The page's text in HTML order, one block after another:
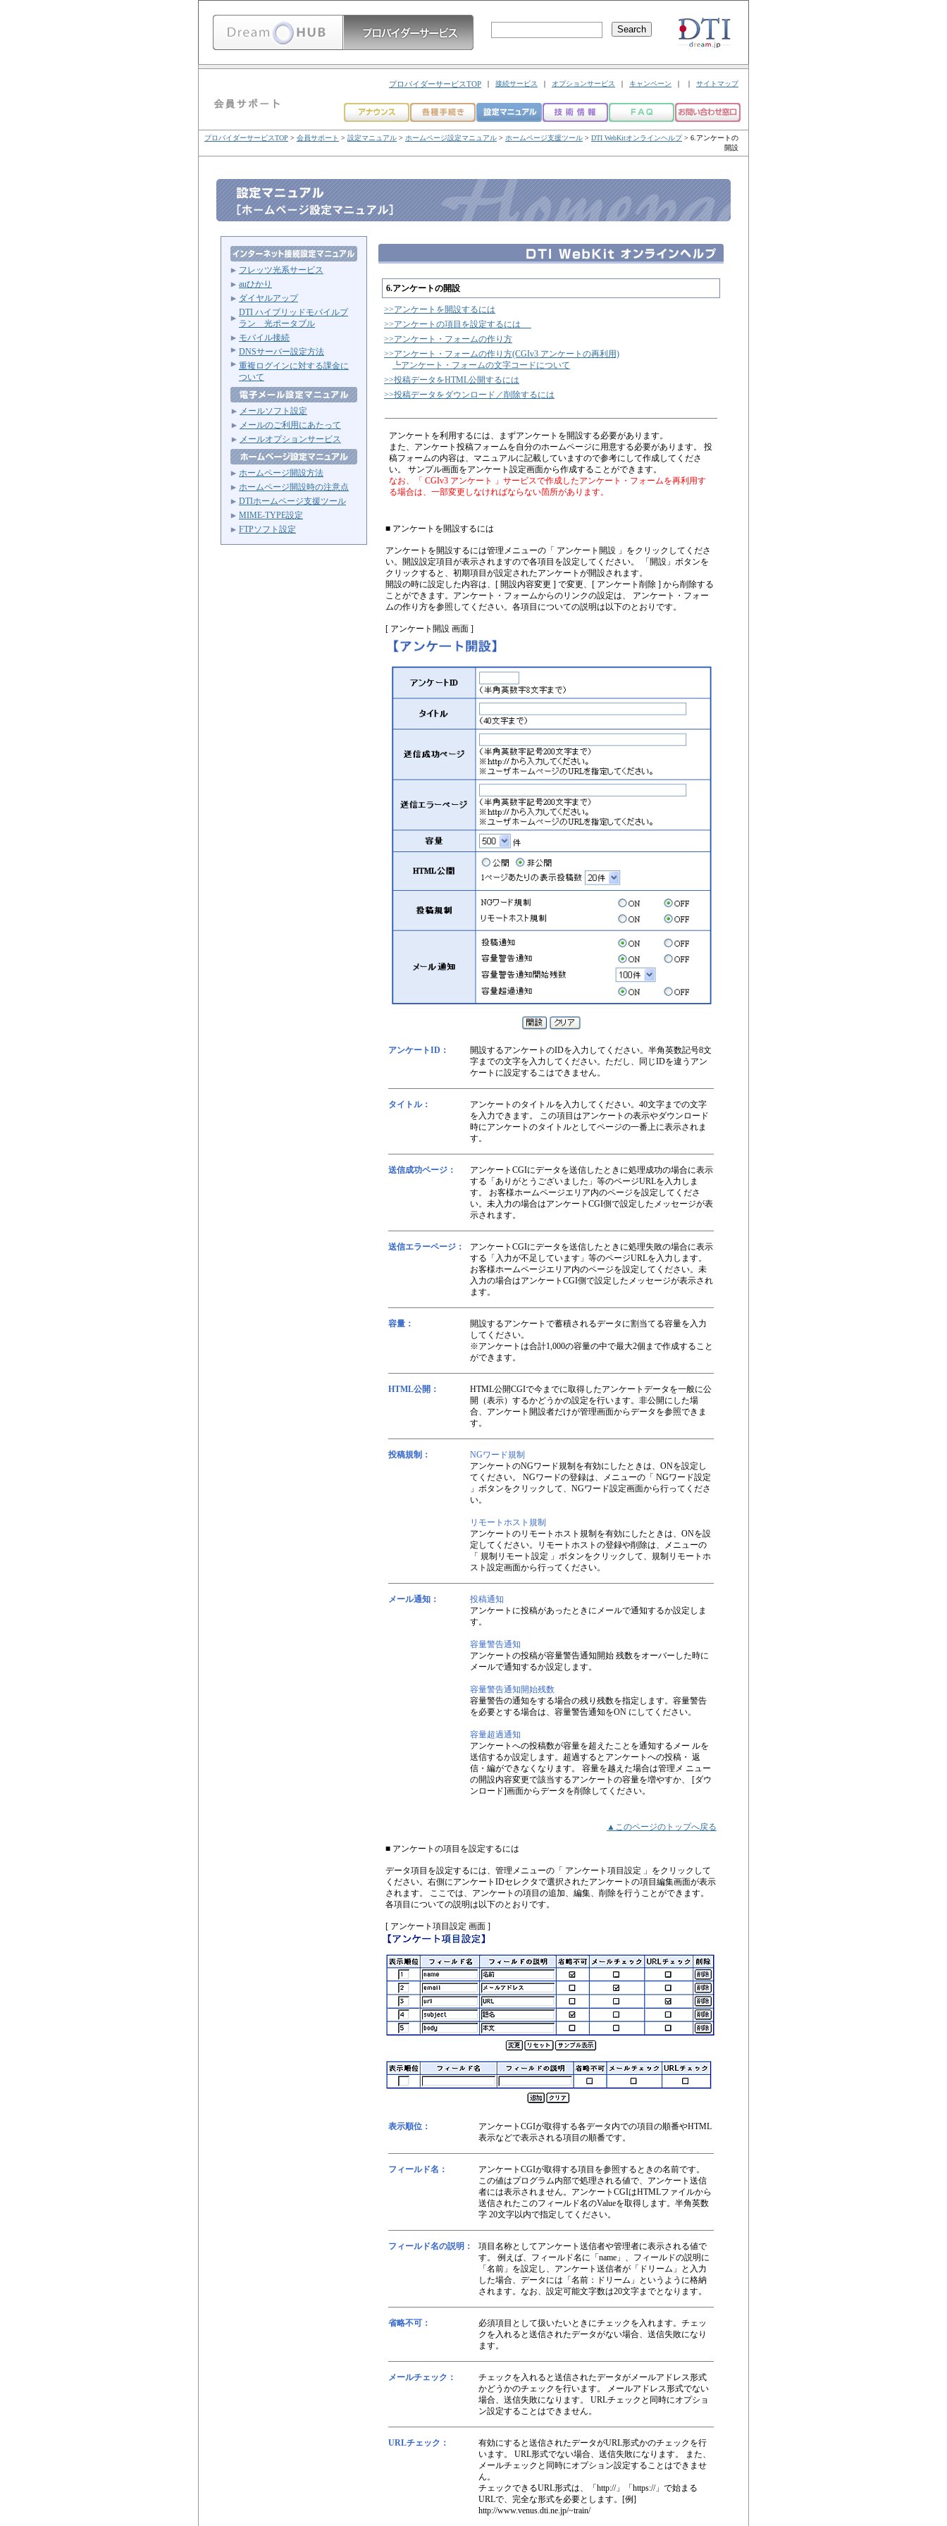
プロバイダーサービスTOP ｜ 接続サービス ｜ オプションサービス ｜ キャンペーン ｜ ｜ サイトマップ
プロバイダーサービスTOP > 会員サポート > 設定マニュアル > ホームページ設定マニュアル > ホームページ支援ツール > DTI WebKitオンラインヘルプ> 6.アンケートの
開設
フレッツ光系サービス
auひかり
ダイヤルアップ
DTI ハイブリッドモバイルプ
ラン 光ポータブル
モバイル接続
DNSサーバー設定方法
重複ログインに対する課金に
ついて
メールソフト設定
メールのご利用にあたって
メールオプションサービス
ホームページ開設方法
ホームページ開設時の注意点
DTIホームページ支援ツール
MIME-TYPE設定
FTPソフト設定
6.アンケートの開設
>>アンケートを開設するには
>>アンケートの項目を設定するには
>>アンケート・フォームの作り方
>>アンケート・フォームの作り方(CGIv3 アンケートの再利用)
┗アンケート・フォームの文字コードについて
>>投稿データをHTML公開するには
>>投稿データをダウンロード／削除するには
アンケートを利用するには、まずアンケートを開設する必要があります。
また、アンケート投稿フォームを自分のホームページに用意する必要があります。 投
稿フォームの内容は、マニュアルに記載していますので参考にして作成してくださ
い。 サンプル画面をアンケート設定画面から作成することができます。
なお、「 CGIv3 アンケート 」サービスで作成したアンケート・フォームを再利用す
る場合は、一部変更しなければならない箇所があります。
■ アンケートを開設するには
アンケートを開設するには管理メニューの「 アンケート開設 」をクリックしてくださ
い。開設設定項目が表示されますので各項目を設定してください。 「開設」ボタンを
クリックすると、初期項目が設定されたアンケートが開設されます。
開設の時に設定した内容は、[ 開設内容変更 ] で変更、[ アンケート削除 ] から削除する
ことができます。アンケート・フォームからのリンクの設定は、 アンケート・フォー
ムの作り方を参照してください。各項目についての説明は以下のとおりです。
[ アンケート開設 画面 ]
アンケートID：
開設するアンケートのIDを入力してください。半角英数記号8文
字までの文字を入力してください。ただし、同じIDを違うアン
ケートに設定するこはできません。
タイトル：
アンケートのタイトルを入力してください。40文字までの文字
を入力できます。 この項目はアンケートの表示やダウンロード
時にアンケートのタイトルとしてページの一番上に表示されま
す。
送信成功ページ：
アンケートCGIにデータを送信したときに処理成功の場合に表示
する「ありがとうございました」等のページURLを入力しま
す。 お客様ホームページエリア内のページを設定してくださ
い。未入力の場合はアンケートCGI側で設定したメッセージが表
示されます。
送信エラーページ：
アンケートCGIにデータを送信したときに処理失敗の場合に表示
する「入力が不足しています」等のページURLを入力します。
お客様ホームページエリア内のページを設定してください。未
入力の場合はアンケートCGI側で設定したメッセージが表示され
ます。
容量：
開設するアンケートで蓄積されるデータに割当てる容量を入力
してください。
※アンケートは合計1,000の容量の中で最大2個まで作成すること
ができます。
HTML公開：
HTML公開CGIで今までに取得したアンケートデータを一般に公
開（表示）するかどうかの設定を行います。非公開にした場
合、アンケート開設者だけが管理画面からデータを参照できま
す。
投稿規制：
NGワード規制
アンケートのNGワード規制を有効にしたときは、ONを設定し
てください。 NGワードの登録は、メニューの「 NGワード設定
」ボタンをクリックして、NGワード設定画面から行ってくださ
い。
リモートホスト規制
アンケートのリモートホスト規制を有効にしたときは、ONを設
定してください。リモートホストの登録や削除は、メニューの
「 規制リモート設定 」ボタンをクリックして、規制リモートホ
スト設定画面から行ってください。
メール通知：
投稿通知
アンケートに投稿があったときにメールで通知するか設定しま
す。
容量警告通知
アンケートの投稿が容量警告通知開始 残数をオーバーした時に
メールで通知するか設定します。
容量警告通知開始残数
容量警告の通知をする場合の残り残数を指定します。容量警告
を必要とする場合は、容量警告通知をON にしてください。
容量超過通知
アンケートへの投稿数が容量を超えたことを通知するメー ルを
送信するか設定します。超過するとアンケートへの投稿・ 返
信・編ができなくなります。 容量を越えた場合は管理メ ニュー
の開設内容変更で該当するアンケートの容量を増やすか、 [ダウ
ンロード]画面からデータを削除してください。
▲このページのトップへ戻る
■ アンケートの項目を設定するには
データ項目を設定するには、管理メニューの「 アンケート項目設定 」をクリックして
ください。右側にアンケートIDセレクタで選択されたアンケートの項目編集画面が表示
されます。 ここでは、アンケートの項目の追加、編集、削除を行うことができます。
各項目についての説明は以下のとおりです。
[ アンケート項目設定 画面 ]
表示順位：
アンケートCGIが取得する各データ内での項目の順番やHTML
表示などで表示される項目の順番です。
フィールド名：
アンケートCGIが取得する項目を参照するときの名前です。
この値はプログラム内部で処理される値で、アンケート送信
者には表示されません。アンケートCGIはHTMLファイルから
送信されたこのフィールド名のValueを取得します。半角英数
字 20文字以内で指定してください。
フィールド名の説明：
項目名称としてアンケート送信者や管理者に表示される値で
す。 例えば、フィールド名に「name」、フィールドの説明に
「名前」を設定し、アンケート送信者が「ドリーム」と入力
した場合、データには「名前：ドリーム」というように格納
されます。なお、設定可能文字数は20文字までとなります。
省略不可：
必須項目として扱いたいときにチェックを入れます。チェッ
クを入れると送信されたデータがない場合、送信失敗になり
ます。
メールチェック：
チェックを入れると送信されたデータがメールアドレス形式
かどうかのチェックを行います。 メールアドレス形式でない
場合、送信失敗になります。 URLチェックと同時にオプショ
ン設定することはできません。
URLチェック：
有効にすると送信されたデータがURL形式かのチェックを行
います。 URL形式でない場合、送信失敗になります。 また、
メールチェックと同時にオプション設定することはできませ
ん。
チェックできるURL形式は、「http://」「https://」で始まる
URLで、完全な形式を必要とします。[例]
http://www.venus.dti.ne.jp/~train/